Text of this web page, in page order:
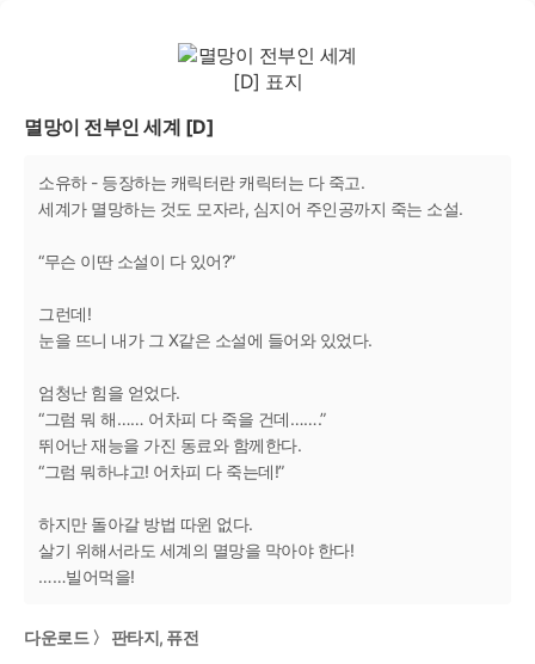
멸망이 전부인 세계 [D]
소유하 - 등장하는 캐릭터란 캐릭터는 다 죽고.
세계가 멸망하는 것도 모자라, 심지어 주인공까지 죽는 소설.
“무슨 이딴 소설이 다 있어?”
그런데!
눈을 뜨니 내가 그 X같은 소설에 들어와 있었다.
엄청난 힘을 얻었다.
“그럼 뭐 해…… 어차피 다 죽을 건데…….”
뛰어난 재능을 가진 동료와 함께한다.
“그럼 뭐하냐고! 어차피 다 죽는데!”
하지만 돌아갈 방법 따윈 없다.
살기 위해서라도 세계의 멸망을 막아야 한다!
……빌어먹을!
다운로드 〉 판타지, 퓨전